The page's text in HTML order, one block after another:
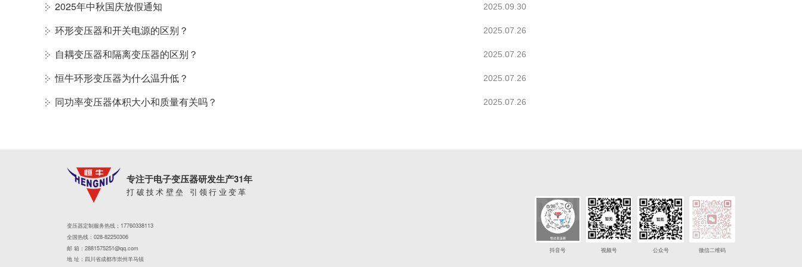
2025年中秋国庆放假通知 2025.09.30
环形变压器和开关电源的区别？ 2025.07.26
自耦变压器和隔离变压器的区别？ 2025.07.26
恒牛环形变压器为什么温升低？ 2025.07.26
同功率变压器体积大小和质量有关吗？ 2025.07.26
专注于电子变压器研发生产31年
打破技术壁垒 引领行业变革
变压器定制服务热线：17760338113
全国热线：028-82250306
邮 箱：2881575251@qq.com
地 址：四川省成都市崇州羊马镇
抖音号 视频号 公众号 微信二维码